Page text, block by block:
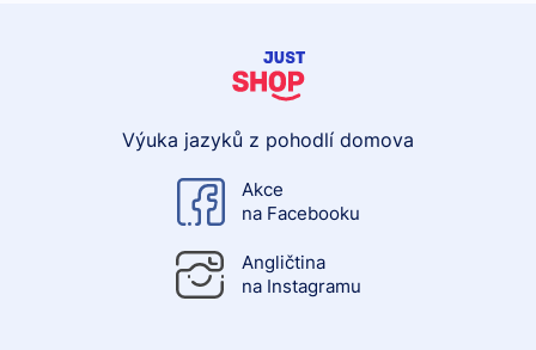
Výuka jazyků z pohodlí domova
Akce
na Facebooku
Angličtina
na Instagramu